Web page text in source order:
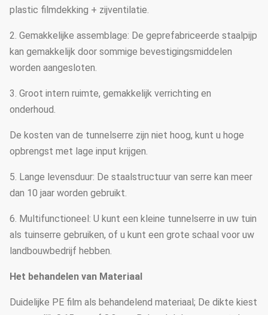
plastic filmdekking + zijventilatie.
2. Gemakkelijke assemblage: De geprefabriceerde staalpijp
kan gemakkelijk door sommige bevestigingsmiddelen
worden aangesloten.
3. Groot intern ruimte, gemakkelijk verrichting en
onderhoud.
De kosten van de tunnelserre zijn niet hoog, kunt u hoge
opbrengst met lage input krijgen.
5. Lange levensduur: De staalstructuur van serre kan meer
dan 10 jaar worden gebruikt.
6. Multifunctioneel: U kunt een kleine tunnelserre in uw tuin
als tuinserre gebruiken, of u kunt een grote schaal voor uw
landbouwbedrijf hebben.
Het behandelen van Materiaal
Duidelijke PE film als behandelend materiaal; De dikte kiest